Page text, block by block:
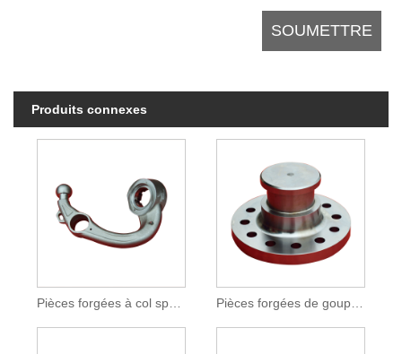
Produits connexes
Pièces forgées à col sphérique Pièces forgées de goupille de traction